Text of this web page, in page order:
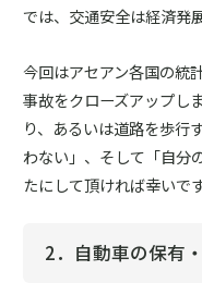
では、交通安全は経済発
今回はアセアン各国の統
事故をクローズアップし
り、あるいは道路を歩行
わない」、そして「自分
たにして頂ければ幸いです
2．自動車の保有